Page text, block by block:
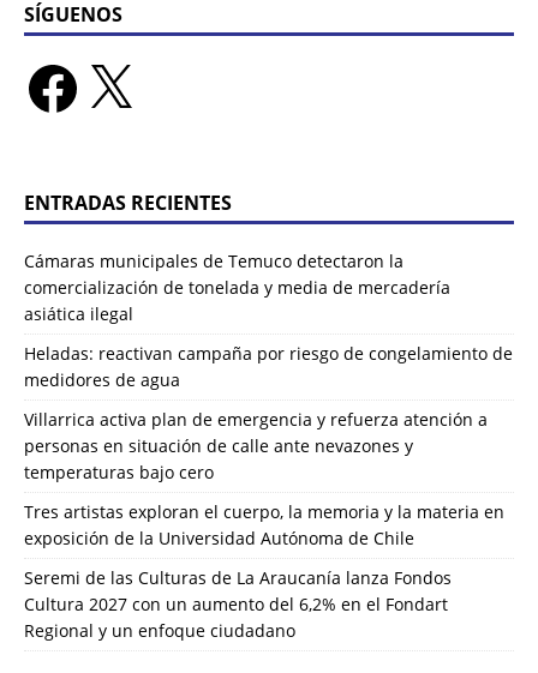
SÍGUENOS
ENTRADAS RECIENTES
Cámaras municipales de Temuco detectaron la
comercialización de tonelada y media de mercadería
asiática ilegal
Heladas: reactivan campaña por riesgo de congelamiento de
medidores de agua
Villarrica activa plan de emergencia y refuerza atención a
personas en situación de calle ante nevazones y
temperaturas bajo cero
Tres artistas exploran el cuerpo, la memoria y la materia en
exposición de la Universidad Autónoma de Chile
Seremi de las Culturas de La Araucanía lanza Fondos
Cultura 2027 con un aumento del 6,2% en el Fondart
Regional y un enfoque ciudadano